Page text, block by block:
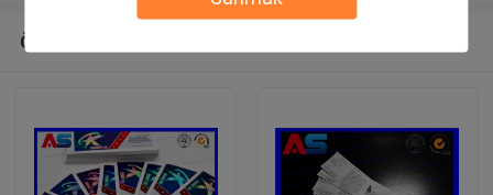
Önerilen Ürünler